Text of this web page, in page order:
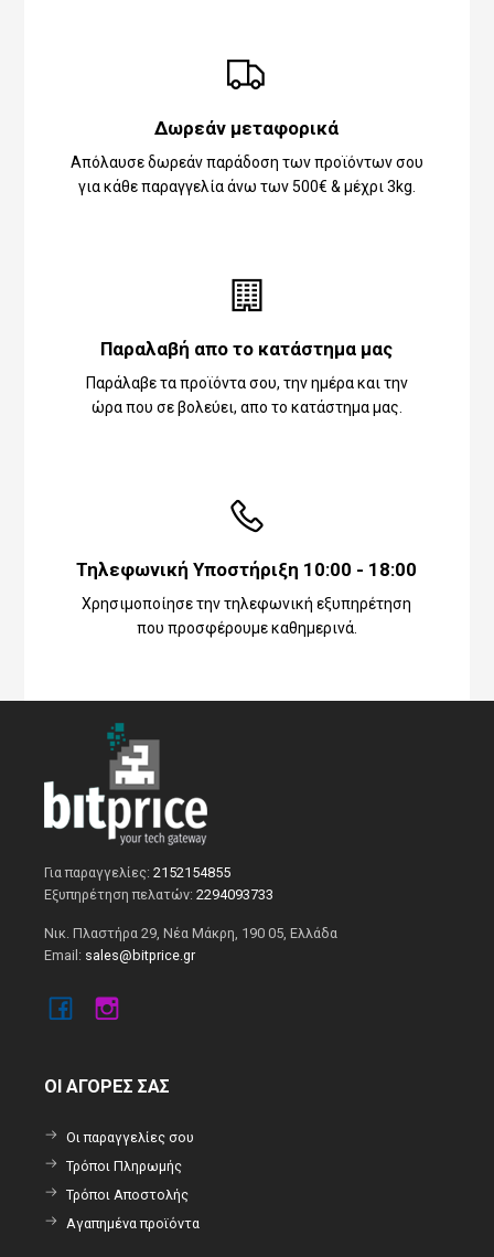
Δωρεάν μεταφορικά
Απόλαυσε δωρεάν παράδοση των προϊόντων σου
για κάθε παραγγελία άνω των 500€ & μέχρι 3kg.
Παραλαβή απο το κατάστημα μας
Παράλαβε τα προϊόντα σου, την ημέρα και την
ώρα που σε βολεύει, απο το κατάστημα μας.
Τηλεφωνική Υποστήριξη 10:00 - 18:00
Χρησιμοποίησε την τηλεφωνική εξυπηρέτηση
που προσφέρουμε καθημερινά.
Για παραγγελίες:2152154855
Εξυπηρέτηση πελατών:2294093733
Νικ. Πλαστήρα 29, Νέα Μάκρη, 190 05, Ελλάδα
Email: sales@bitprice.gr
ΟΙ ΑΓΟΡΕΣ ΣΑΣ
Οι παραγγελίες σου
Τρόποι Πληρωμής
Τρόποι Αποστολής
Αγαπημένα προϊόντα